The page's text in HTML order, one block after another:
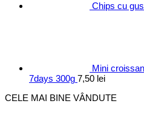
Chips cu
Mini
7days 300g 7,50 lei
CELE MAI BINE VÂNDUTE